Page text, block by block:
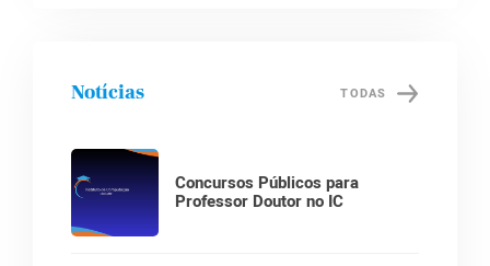
Notícias TODAS
Concursos Públicos para
Professor Doutor no IC